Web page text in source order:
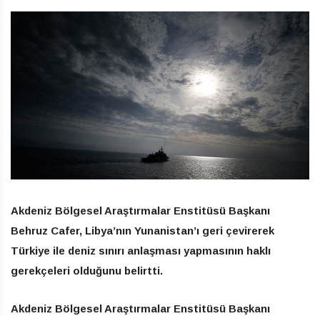
Akdeniz Bölgesel Araştırmalar Enstitüsü Başkanı
Behruz Cafer, Libya’nın Yunanistan’ı geri çevirerek
Türkiye ile deniz sınırı anlaşması yapmasının haklı
gerekçeleri olduğunu belirtti.
Akdeniz Bölgesel Araştırmalar Enstitüsü Başkanı